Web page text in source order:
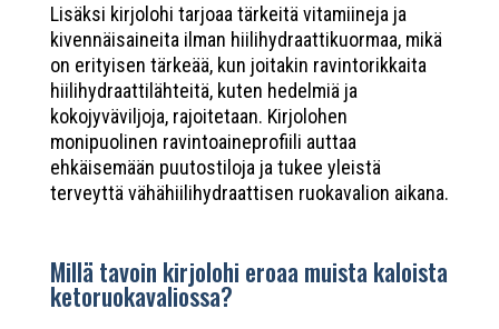
Lisäksi kirjolohi tarjoaa tärkeitä vitamiineja ja
kivennäisaineita ilman hiilihydraattikuormaa, mikä
on erityisen tärkeää, kun joitakin ravintorikkaita
hiilihydraattilähteitä, kuten hedelmiä ja
kokojyväviljoja, rajoitetaan. Kirjolohen
monipuolinen ravintoaineprofiili auttaa
ehkäisemään puutostiloja ja tukee yleistä
terveyttä vähähiilihydraattisen ruokavalion aikana.
Millä tavoin kirjolohi eroaa muista kaloista
ketoruokavaliossa?